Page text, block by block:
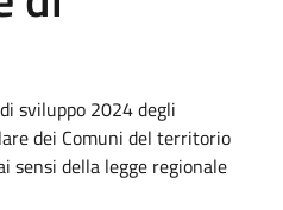
sviluppo 2024 degli
dei Comuni del territorio
sensi della legge regionale